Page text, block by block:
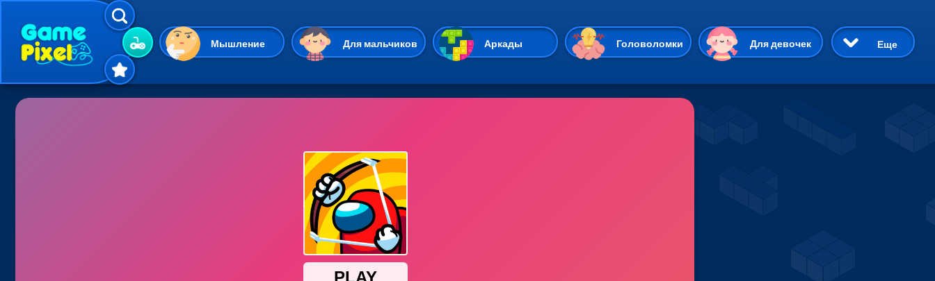
Мышление Для мальчиков Аркады Головоломки Для девочек
Гиперказуальные Казуальные Веселые 3D Приключения
Unity
Симуляторы
Пасьянс
Еще